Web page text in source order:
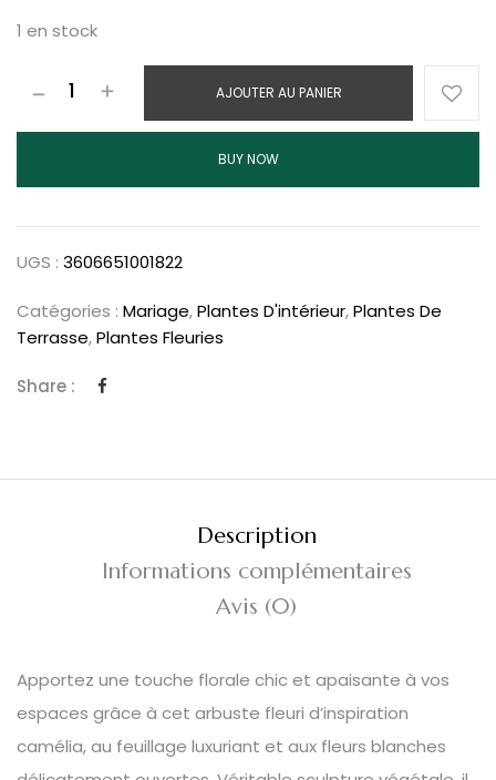
1 en stock
AJOUTER AU PANIER
BUY NOW
UGS : 3606651001822
Catégories : Mariage,Plantes D'intérieur,Plantes De
Terrasse,Plantes Fleuries
Share :
Description
Informations complémentaires
Avis (0)
Apportez une touche florale chic et apaisante à vos
espaces grâce à cet arbuste fleuri d’inspiration
camélia, au feuillage luxuriant et aux fleurs blanches